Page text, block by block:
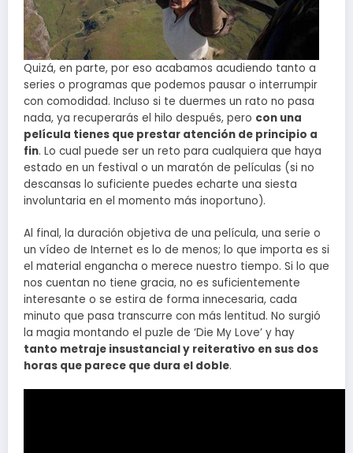
Quizá, en parte, por eso acabamos acudiendo tanto a
series o programas que podemos pausar o interrumpir
con comodidad. Incluso si te duermes un rato no pasa
nada, ya recuperarás el hilo después, pero con una
película tienes que prestar atención de principio a
fin. Lo cual puede ser un reto para cualquiera que haya
estado en un festival o un maratón de películas (si no
descansas lo suficiente puedes echarte una siesta
involuntaria en el momento más inoportuno).
Al final, la duración objetiva de una película, una serie o
un vídeo de Internet es lo de menos; lo que importa es si
el material engancha o merece nuestro tiempo. Si lo que
nos cuentan no tiene gracia, no es suficientemente
interesante o se estira de forma innecesaria, cada
minuto que pasa transcurre con más lentitud. No surgió
la magia montando el puzle de ‘Die My Love’ y hay
tanto metraje insustancial y reiterativo en sus dos
horas que parece que dura el doble.